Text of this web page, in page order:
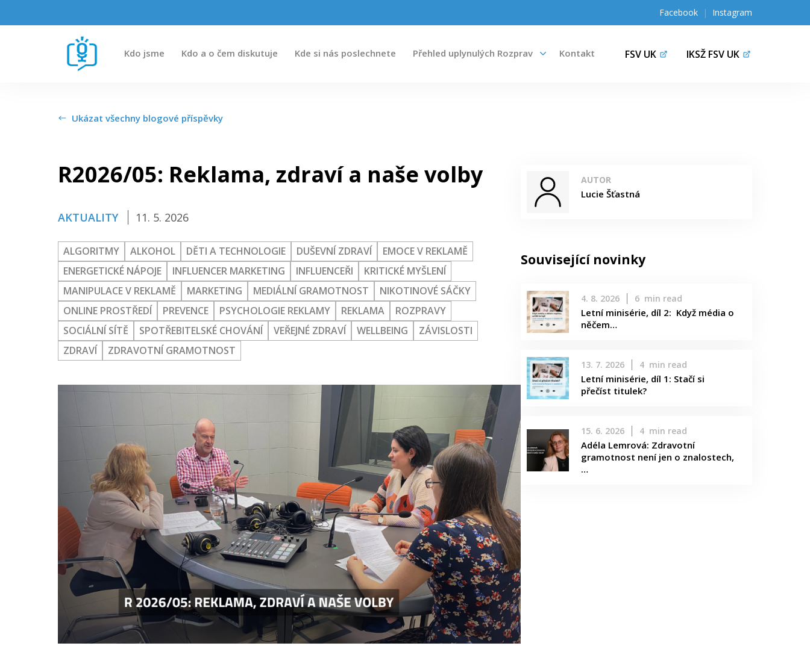
Facebook | Instagram
Kdo jsme Kdo a o čem diskutuje Kde si nás poslechnete Přehled uplynulých Rozprav Kontakt FSV UK IKSŽ FSV UK
Kde si nás poslechnete
Přehled uplynulých Rozprav
IKSŽ FSV UK
Instagram
Ukázat všechny blogové příspěvky
R2026/05: Reklama, zdraví a naše volby
AKTUALITY 11. 5. 2026
ALGORITMY ALKOHOL DĚTI A TECHNOLOGIE DUŠEVNÍ ZDRAVÍ
EMOCE V REKLAMĚ
ENERGETICKÉ NÁPOJE
INFLUENCER MARKETING INFLUENCEŘI
KRITICKÉ MYŠLENÍ
MANIPULACE V REKLAMĚ
MARKETING MEDIÁLNÍ GRAMOTNOST
NIKOTINOVÉ SÁČKY
ONLINE PROSTŘEDÍ
PREVENCE PSYCHOLOGIE REKLAMY REKLAMA
ROZPRAVY
SOCIÁLNÍ SÍTĚ
SPOTŘEBITELSKÉ CHOVÁNÍ VEŘEJNÉ ZDRAVÍ WELLBEING
ZÁVISLOSTI
ZDRAVÍ
ZDRAVOTNÍ GRAMOTNOST
AUTOR
Lucie Šťastná
Související novinky
4. 8. 2026 6 min read
Letní minisérie, díl 2: Když média o
něčem…
13. 7. 2026 4 min read
Letní minisérie, díl 1: Stačí si
přečíst titulek?
15. 6. 2026 4 min read
Adéla Lemrová: Zdravotní
gramotnost není jen o znalostech,
…